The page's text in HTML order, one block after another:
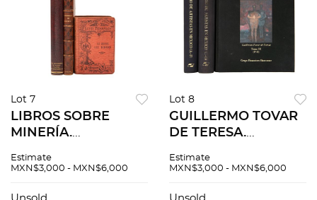
Lot 7
LIBROS SOBRE
MINERÍA.
Minería y Colección
Estimate
MXN$3,000 - MXN$6,000
Lot 8
GUILLERMO TOVAR
DE TERESA.
ARTISTAS EN
Estimate
MXN$3,000 - MXN$6,000